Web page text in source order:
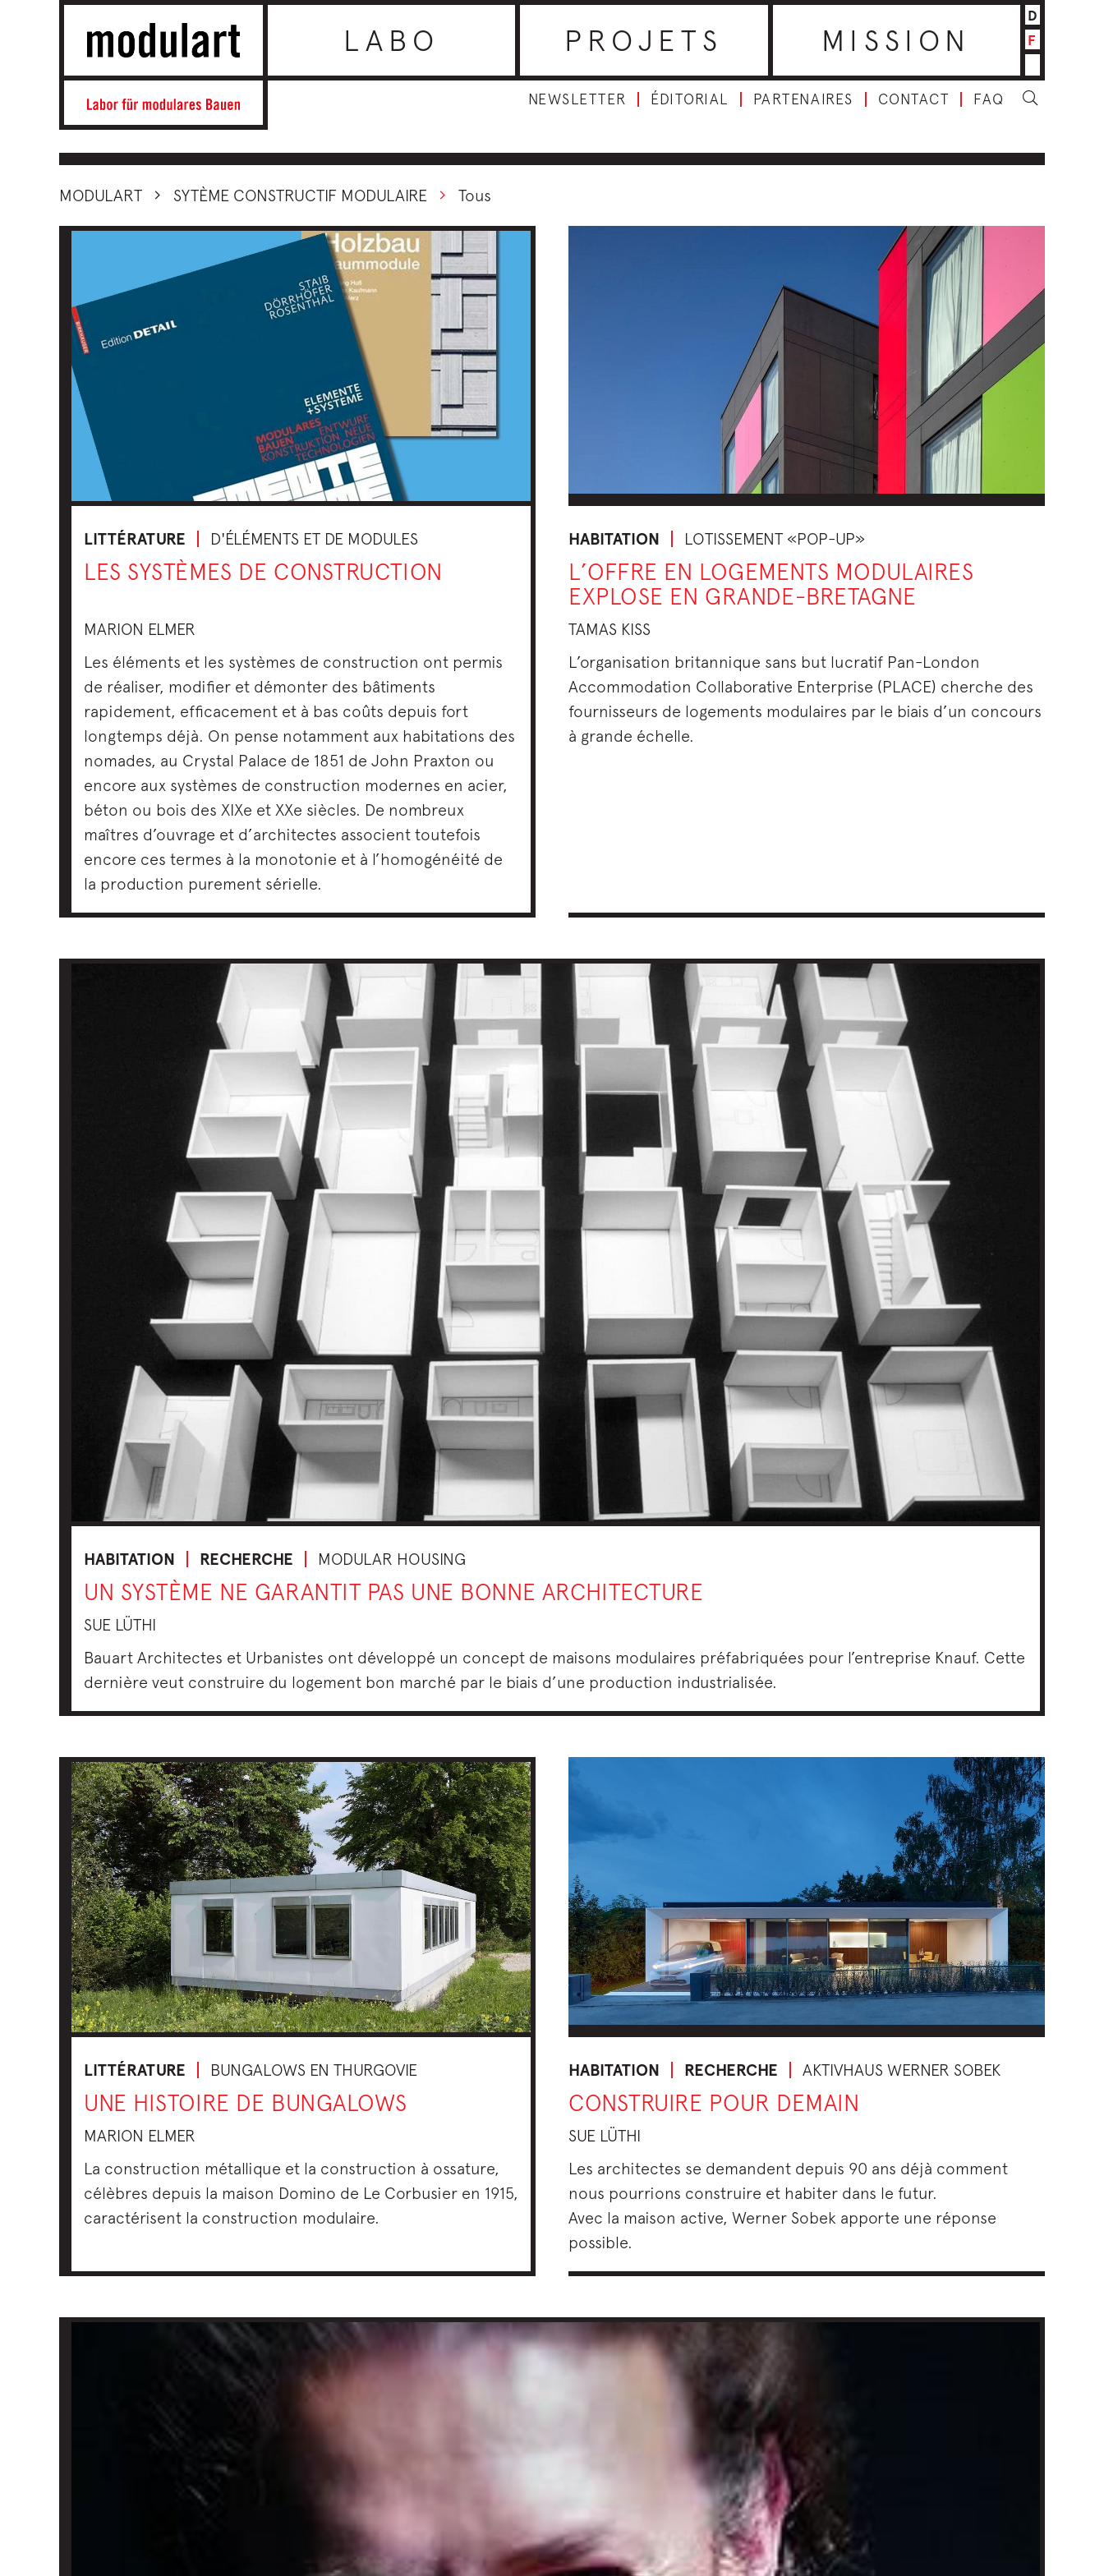
LABO PROJETS MISSION
D
F
NEWSLETTER ÉDITORIAL PARTENAIRES CONTACT FAQ
MODULART SYTÈME CONSTRUCTIF MODULAIRE Tous
LITTÉRATURE D'ÉLÉMENTS ET DE MODULES
LES SYSTÈMES DE CONSTRUCTION
MARION ELMER
Les éléments et les systèmes de construction ont permis
de réaliser, modifier et démonter des bâtiments
rapidement, efficacement et à bas coûts depuis fort
longtemps déjà. On pense notamment aux habitations des
nomades, au Crystal Palace de 1851 de John Praxton ou
encore aux systèmes de construction modernes en acier,
béton ou bois des XIXe et XXe siècles. De nombreux
maîtres d’ouvrage et d’architectes associent toutefois
encore ces termes à la monotonie et à l’homogénéité de
la production purement sérielle.
HABITATION LOTISSEMENT «POP-UP»
L’OFFRE EN LOGEMENTS MODULAIRES
EXPLOSE EN GRANDE-BRETAGNE
TAMAS KISS
L’organisation britannique sans but lucratif Pan-London
Accommodation Collaborative Enterprise (PLACE) cherche des
fournisseurs de logements modulaires par le biais d’un concours
à grande échelle.
HABITATION RECHERCHE MODULAR HOUSING
UN SYSTÈME NE GARANTIT PAS UNE BONNE ARCHITECTURE
SUE LÜTHI
Bauart Architectes et Urbanistes ont développé un concept de maisons modulaires préfabriquées pour l’entreprise Knauf. Cette
dernière veut construire du logement bon marché par le biais d’une production industrialisée.
LITTÉRATURE BUNGALOWS EN THURGOVIE
UNE HISTOIRE DE BUNGALOWS
MARION ELMER
La construction métallique et la construction à ossature,
célèbres depuis la maison Domino de Le Corbusier en 1915,
caractérisent la construction modulaire.
HABITATION RECHERCHE AKTIVHAUS WERNER SOBEK
CONSTRUIRE POUR DEMAIN
SUE LÜTHI
Les architectes se demandent depuis 90 ans déjà comment
nous pourrions construire et habiter dans le futur.
Avec la maison active, Werner Sobek apporte une réponse
possible.